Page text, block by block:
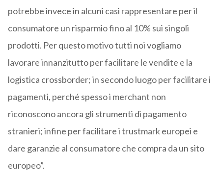
potrebbe invece in alcuni casi rappresentare per il
consumatore un risparmio fino al 10% sui singoli
prodotti. Per questo motivo tutti noi vogliamo
lavorare innanzitutto per facilitare le vendite e la
logistica crossborder; in secondo luogo per facilitare i
pagamenti, perché spesso i merchant non
riconoscono ancora gli strumenti di pagamento
stranieri; infine per facilitare i trustmark europei e
dare garanzie al consumatore che compra da un sito
europeo”.